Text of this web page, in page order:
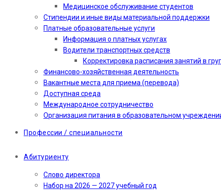
Медицинское обслуживание студентов
Стипендии и иные виды материальной поддержки
Платные образовательные услуги
Информация о платных услугах
Водители транспортных средств
Корректировка расписания занятий в
Финансово-хозяйственная деятельность
Вакантные места для приема (перевода)
Доступная среда
Международное сотрудничество
Организация питания в образовательном
Профессии / специальности
Абитуриенту
Слово директора
Набор на 2026 — 2027 учебный год